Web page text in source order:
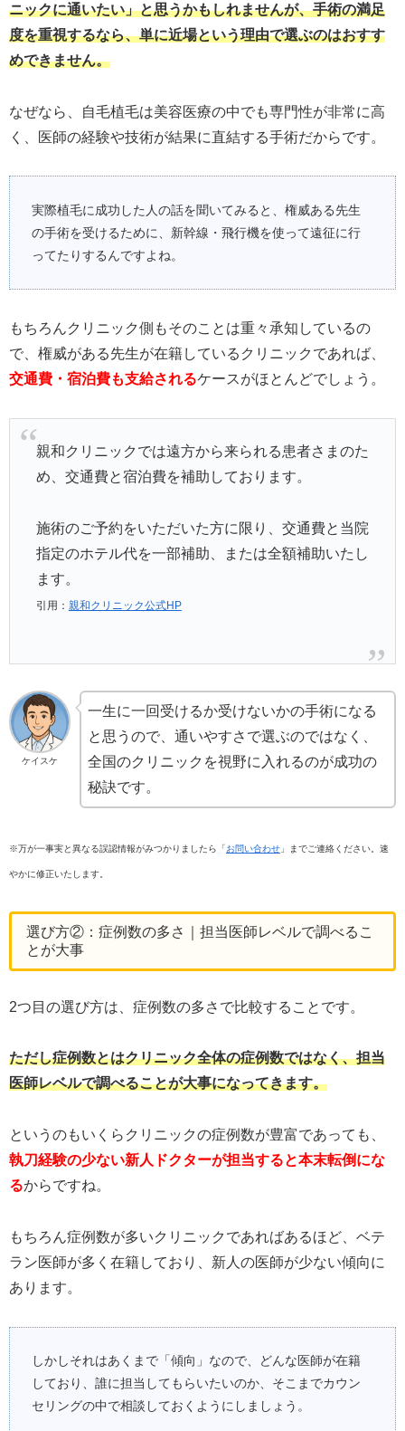
ニックに通いたい」と思うかもしれませんが、手術の満足
度を重視するなら、単に近場という理由で選ぶのはおすす
めできません。
なぜなら、自毛植毛は美容医療の中でも専門性が非常に高
く、医師の経験や技術が結果に直結する手術だからです。
実際植毛に成功した人の話を聞いてみると、権威ある先生
の手術を受けるために、新幹線・飛行機を使って遠征に行
ってたりするんですよね。
もちろんクリニック側もそのことは重々承知しているの
で、権威がある先生が在籍しているクリニックであれば、
交通費・宿泊費も支給されるケースがほとんどでしょう。
親和クリニックでは遠方から来られる患者さまのた
め、交通費と宿泊費を補助しております。
施術のご予約をいただいた方に限り、交通費と当院
指定のホテル代を一部補助、または全額補助いたし
ます。
引用： 親和クリニック公式HP
ケイスケ
一生に一回受けるか受けないかの手術になる
と思うので、通いやすさで選ぶのではなく、
全国のクリニックを視野に入れるのが成功の
秘訣です。
※万が一事実と異なる誤認情報がみつかりましたら「お問い合わせ 」までご連絡ください。速
やかに修正いたします。
選び方②：症例数の多さ｜担当医師レベルで調べるこ
とが大事
2つ目の選び方は、症例数の多さで比較することです。
ただし症例数とはクリニック全体の症例数ではなく、担当
医師レベルで調べることが大事になってきます。
というのもいくらクリニックの症例数が豊富であっても、
執刀経験の少ない新人ドクターが担当すると本末転倒にな
るからですね。
もちろん症例数が多いクリニックであればあるほど、ベテ
ラン医師が多く在籍しており、新人の医師が少ない傾向に
あります。
しかしそれはあくまで「傾向」なので、どんな医師が在籍
しており、誰に担当してもらいたいのか、そこまでカウン
セリングの中で相談しておくようにしましょう。